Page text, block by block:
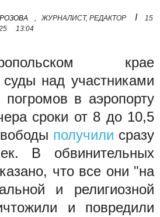
, ЖУРНАЛИСТ, РЕДАКТОР I
15
13:04
крае
над участниками
погромов в аэропорту
сроки от 8 до 10,5
получили сразу
В обвинительных
что все они "на
и религиозной
и повредили